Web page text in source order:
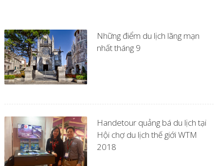
Những điểm du lịch lãng mạn
nhất tháng 9
Handetour quảng bá du lịch tại
Hội chợ du lịch thế giới WTM
2018